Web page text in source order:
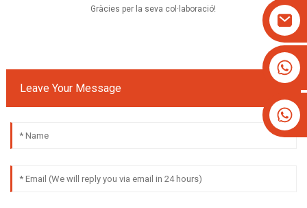
Gràcies per la seva col·laboració!
Leave Your Message